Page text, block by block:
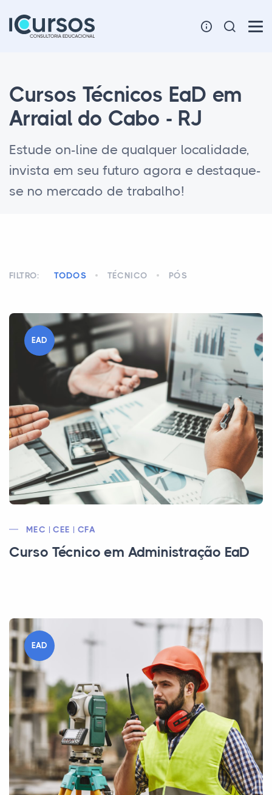
Cursos Técnicos EaD em
Arraial do Cabo - RJ
Estude on-line de qualquer localidade,
invista em seu futuro agora e destaque-
se no mercado de trabalho!
FILTRO: TODOS TÉCNICO PÓS
EAD
MEC | CEE | CFA
Curso Técnico em Administração EaD
EAD